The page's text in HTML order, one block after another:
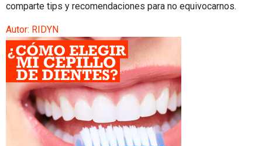
comparte tips y recomendaciones para no equivocarnos.
Autor: RIDYN